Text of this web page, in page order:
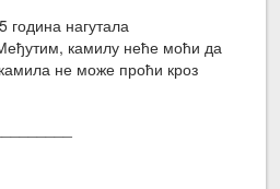
година нагутала
камилу неће моћи да
не може проћи кроз